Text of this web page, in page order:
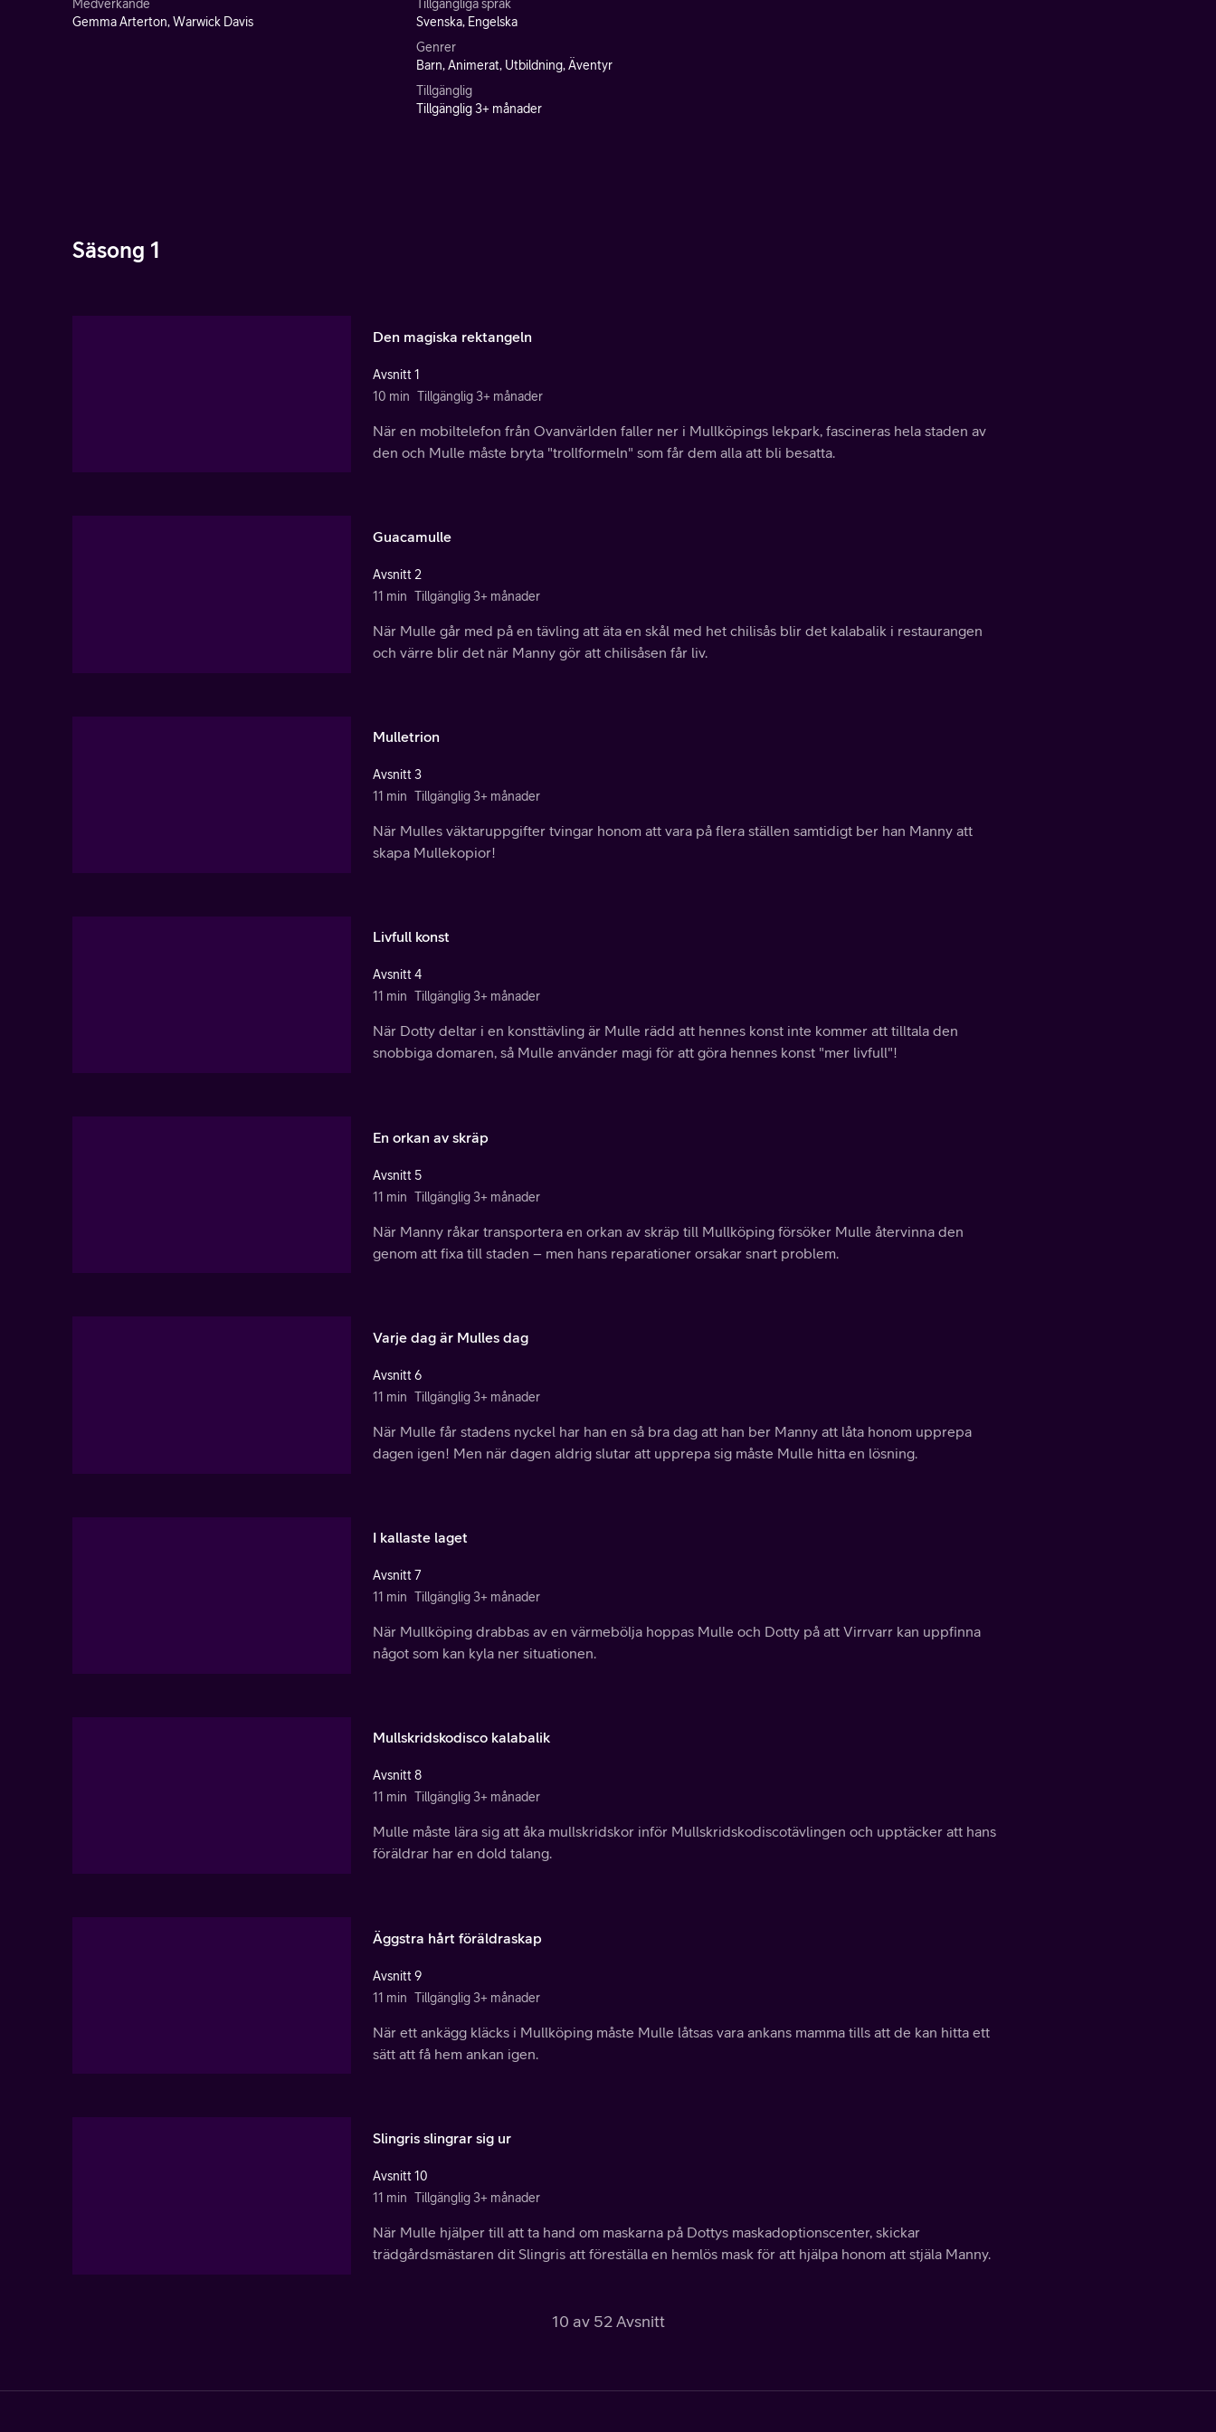
Medverkande
Gemma Arterton, Warwick Davis
Tillgängliga språk
Svenska, Engelska
Genrer
Barn, Animerat, Utbildning, Äventyr
Tillgänglig
Tillgänglig 3+ månader
Säsong 1
Den magiska rektangeln
Avsnitt 1
10 min Tillgänglig 3+ månader
När en mobiltelefon från Ovanvärlden faller ner i Mullköpings lekpark, fascineras hela staden av
den och Mulle måste bryta "trollformeln" som får dem alla att bli besatta.
Guacamulle
Avsnitt 2
11 min Tillgänglig 3+ månader
När Mulle går med på en tävling att äta en skål med het chilisås blir det kalabalik i restaurangen
och värre blir det när Manny gör att chilisåsen får liv.
Mulletrion
Avsnitt 3
11 min Tillgänglig 3+ månader
När Mulles väktaruppgifter tvingar honom att vara på flera ställen samtidigt ber han Manny att
skapa Mullekopior!
Livfull konst
Avsnitt 4
11 min Tillgänglig 3+ månader
När Dotty deltar i en konsttävling är Mulle rädd att hennes konst inte kommer att tilltala den
snobbiga domaren, så Mulle använder magi för att göra hennes konst "mer livfull"!
En orkan av skräp
Avsnitt 5
11 min Tillgänglig 3+ månader
När Manny råkar transportera en orkan av skräp till Mullköping försöker Mulle återvinna den
genom att fixa till staden – men hans reparationer orsakar snart problem.
Varje dag är Mulles dag
Avsnitt 6
11 min Tillgänglig 3+ månader
När Mulle får stadens nyckel har han en så bra dag att han ber Manny att låta honom upprepa
dagen igen! Men när dagen aldrig slutar att upprepa sig måste Mulle hitta en lösning.
I kallaste laget
Avsnitt 7
11 min Tillgänglig 3+ månader
När Mullköping drabbas av en värmebölja hoppas Mulle och Dotty på att Virrvarr kan uppfinna
något som kan kyla ner situationen.
Mullskridskodisco kalabalik
Avsnitt 8
11 min Tillgänglig 3+ månader
Mulle måste lära sig att åka mullskridskor inför Mullskridskodiscotävlingen och upptäcker att hans
föräldrar har en dold talang.
Äggstra hårt föräldraskap
Avsnitt 9
11 min Tillgänglig 3+ månader
När ett ankägg kläcks i Mullköping måste Mulle låtsas vara ankans mamma tills att de kan hitta ett
sätt att få hem ankan igen.
Slingris slingrar sig ur
Avsnitt 10
11 min Tillgänglig 3+ månader
När Mulle hjälper till att ta hand om maskarna på Dottys maskadoptionscenter, skickar
trädgårdsmästaren dit Slingris att föreställa en hemlös mask för att hjälpa honom att stjäla Manny.
10 av 52 Avsnitt